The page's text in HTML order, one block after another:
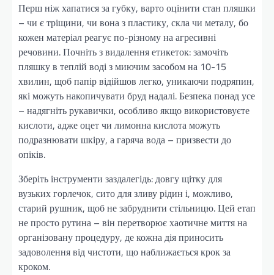
Перш ніж хапатися за губку, варто оцінити стан пляшки
– чи є тріщини, чи вона з пластику, скла чи металу, бо
кожен матеріал реагує по-різному на агресивні
речовини. Почніть з видалення етикеток: замочіть
пляшку в теплій воді з миючим засобом на 10-15
хвилин, щоб папір відійшов легко, уникаючи подряпин,
які можуть накопичувати бруд надалі. Безпека понад усе
– надягніть рукавички, особливо якщо використовуєте
кислоти, адже оцет чи лимонна кислота можуть
подразнювати шкіру, а гаряча вода – призвести до
опіків.
Зберіть інструменти заздалегідь: довгу щітку для
вузьких горлечок, сито для зливу рідин і, можливо,
старий рушник, щоб не забруднити стільницю. Цей етап
не просто рутина – він перетворює хаотичне миття на
організовану процедуру, де кожна дія приносить
задоволення від чистоти, що наближається крок за
кроком.